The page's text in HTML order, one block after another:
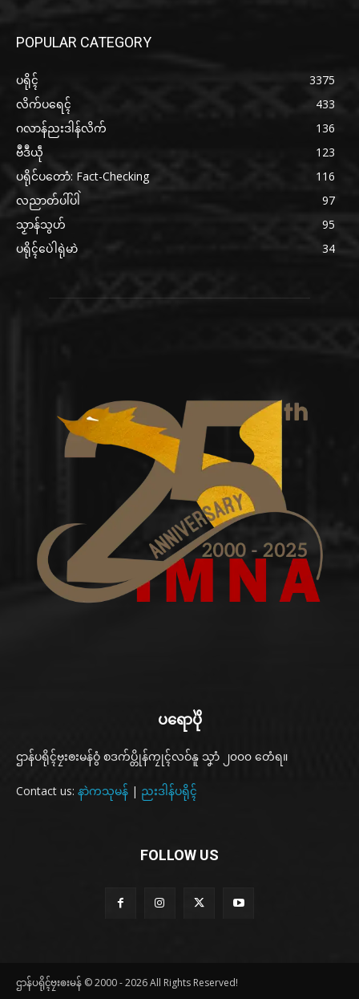
POPULAR CATEGORY
ပရိုၚ်
3375
လိက်ပရေၚ်
433
ဂလာန်ညးဒါန်လိက်
136
ဗဳဒဳယဵု
123
ပရိုင်ပတောံ: Fact-Checking
116
လညာတ်ပါ်ပါဲ
97
သၟာန်သွဟ်
95
ပရိုၚ်ပေဲါရုဲမာဲ
34
ပရောပိုဲ
ဌာန်ပရိုၚ်ဗၠးၜးမန်ဝွံ စဒက်ပ္တိုန်ကၠုၚ်လဝ်နူ သၞာံ ၂၀၀၀ တေံရ။
Contact us: နာဲကသုမန် | ညးဒါန်ပရိုၚ်
FOLLOW US
ဌာန်ပရိုၚ်ဗၠးၜးမန် © 2000 - 2026 All Rights Reserved!